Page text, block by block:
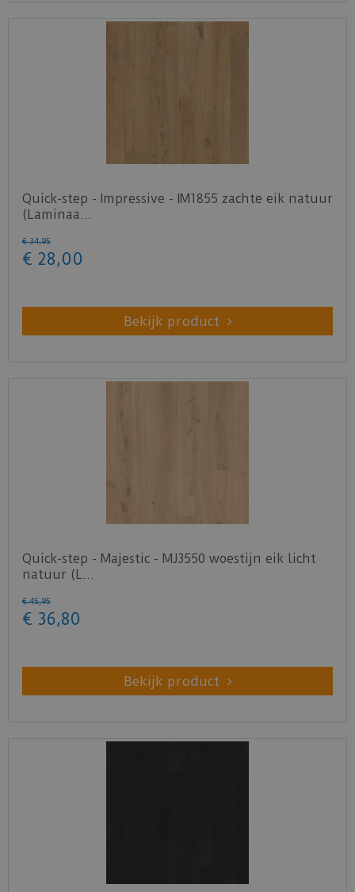
Quick-step - Impressive - IM1855 zachte eik natuur
(Laminaa…
€ 34,95
€ 28,00
Bekijk product
Quick-step - Majestic - MJ3550 woestijn eik licht
natuur (L…
€ 45,95
€ 36,80
Bekijk product